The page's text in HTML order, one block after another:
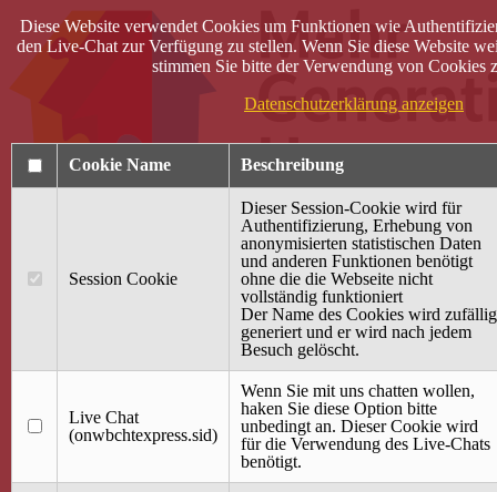
40 Jahre Mütterzentrum
Terminkalender
Gemeinsam aktiv
Gemeinsam unterwegs
wirFAIRändern
Diese Website verwendet Cookies um Funktionen wie
den Live-Chat zur Verfügung zu stellen. Wenn Sie diese Website
stimmen Sie bitte der Verwendung von Cookies
Datenschutzerklärung anzeigen
Cookie Name Beschreibung
Session Cookie
Dieser Session-Cookie wird für
Authentifizierung, Erhebung von
anonymisierten statistischen Daten
und anderen Funktionen benötigt
ohne die die Webseite nicht
vollständig funktioniert
Der Name des Cookies wird zufällig
generiert und er wird nach jedem
Besuch gelöscht.
Live Chat
(onwbchtexpress.sid)
Wenn Sie mit uns chatten wollen,
haken Sie diese Option bitte
unbedingt an. Dieser Cookie wird
für die Verwendung des Live-Chats
benötigt.